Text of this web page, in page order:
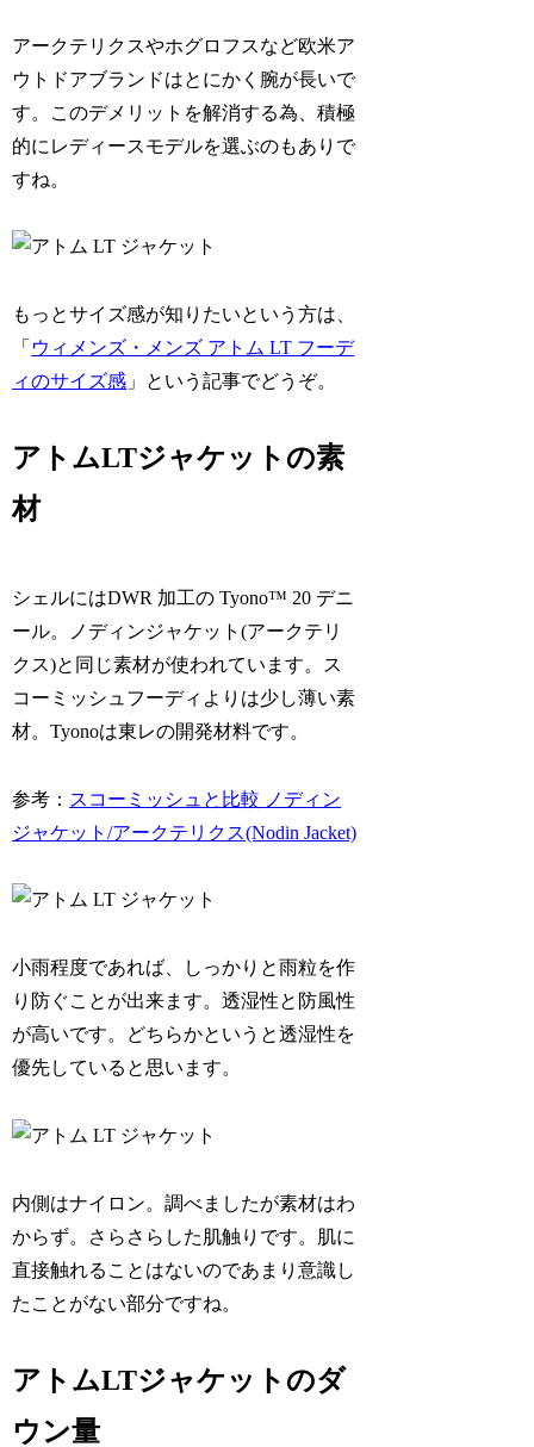
アークテリクスやホグロフスなど欧米ア
ウトドアブランドはとにかく腕が長いで
す。このデメリットを解消する為、積極
的にレディースモデルを選ぶのもありで
すね。
もっとサイズ感が知りたいという方は、
「 ウィメンズ・メンズ アトム LT フーデ
ィのサイズ感 」という記事でどうぞ。
アトムLTジャケットの素
材
シェルにはDWR 加工の Tyono™ 20 デニ
ール。ノディンジャケット(アークテリ
クス)と同じ素材が使われています。ス
コーミッシュフーディよりは少し薄い素
材。Tyonoは東レの開発材料です。
参考： スコーミッシュと比較 ノディン
ジャケット/アークテリクス(Nodin Jacket)
小雨程度であれば、しっかりと雨粒を作
り防ぐことが出来ます。透湿性と防風性
が高いです。どちらかというと透湿性を
優先していると思います。
内側はナイロン。調べましたが素材はわ
からず。さらさらした肌触りです。肌に
直接触れることはないのであまり意識し
たことがない部分ですね。
アトムLTジャケットのダ
ウン量